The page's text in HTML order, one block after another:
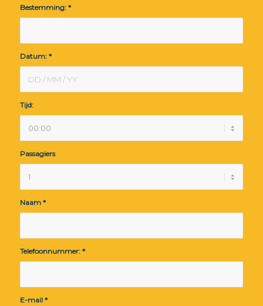
Bestemming: *
Datum: *
Tijd:
Passagiers
Naam *
Telefoonnummer: *
E-mail *